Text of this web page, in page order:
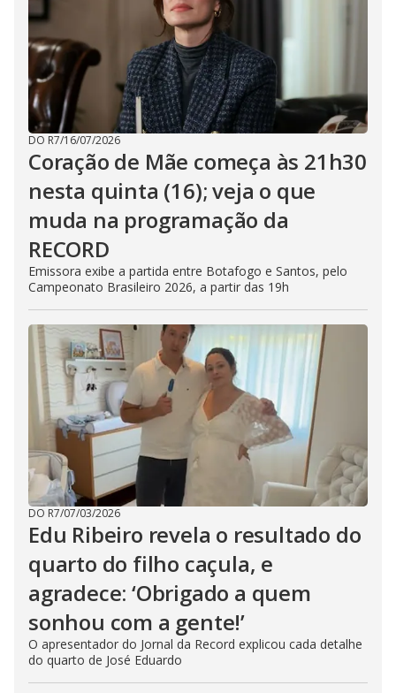
DO R7/16/07/2026
Coração de Mãe começa às 21h30
nesta quinta (16); veja o que
muda na programação da
RECORD
Emissora exibe a partida entre Botafogo e Santos, pelo
Campeonato Brasileiro 2026, a partir das 19h
DO R7/07/03/2026
Edu Ribeiro revela o resultado do
quarto do filho caçula, e
agradece: ‘Obrigado a quem
sonhou com a gente!’
O apresentador do Jornal da Record explicou cada detalhe
do quarto de José Eduardo